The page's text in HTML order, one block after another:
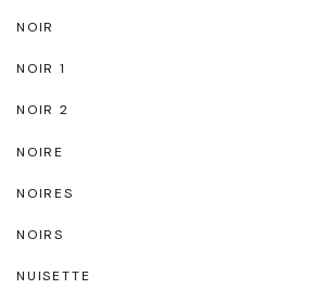
NOIR
NOIR 1
NOIR 2
NOIRE
NOIRES
NOIRS
NUISETTE